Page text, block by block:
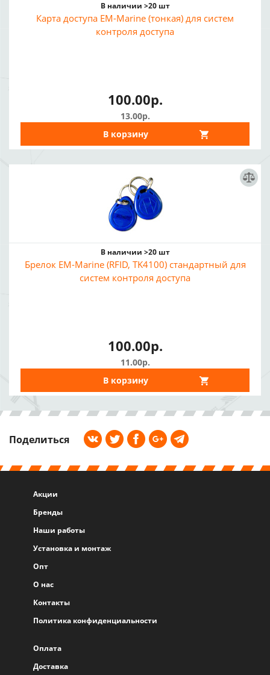
В наличии >20 шт
Карта доступа EM-Marine (тонкая) для систем
контроля доступа
100.00р.
13.00р.
В корзину
В наличии >20 шт
Брелок EM-Marine (RFID, TK4100) стандартный для
систем контроля доступа
100.00р.
11.00р.
В корзину
Поделиться
Акции
Бренды
Наши работы
Установка и монтаж
Опт
О нас
Контакты
Политика конфиденциальности
Оплата
Доставка